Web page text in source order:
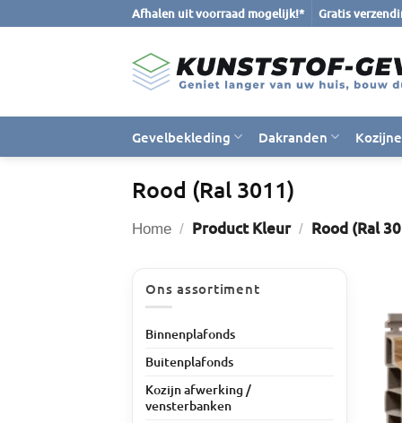
Afhalen uit voorraad mogelijk!* Gratis
Gevelbekleding Dakranden
Rood (Ral 3011)
Home / Product Kleur / Rood (Ral
Ons assortiment
Binnenplafonds
Buitenplafonds
Kozijn afwerking /
vensterbanken